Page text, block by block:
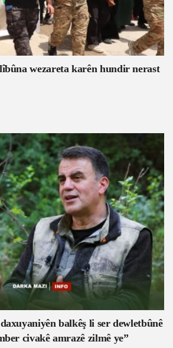
wezareta karên hundir nerast
balkêş li ser dewletbûnê
civakê amrazê zilmê ye”